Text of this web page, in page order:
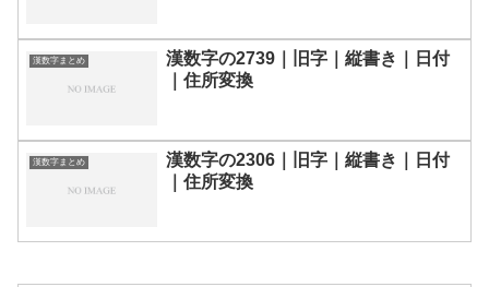
漢数字まとめ
漢数字の2739｜旧字｜縦書き｜日付
｜住所変換
漢数字まとめ
漢数字の2306｜旧字｜縦書き｜日付
｜住所変換